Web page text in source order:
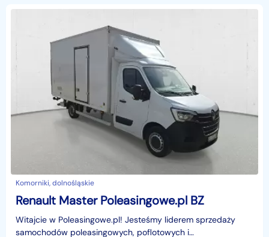
Komorniki, dolnośląskie
Renault Master Poleasingowe.pl BZ
Witajcie w Poleasingowe.pl! Jesteśmy liderem sprzedaży
samochodów poleasingowych, poflotowych i